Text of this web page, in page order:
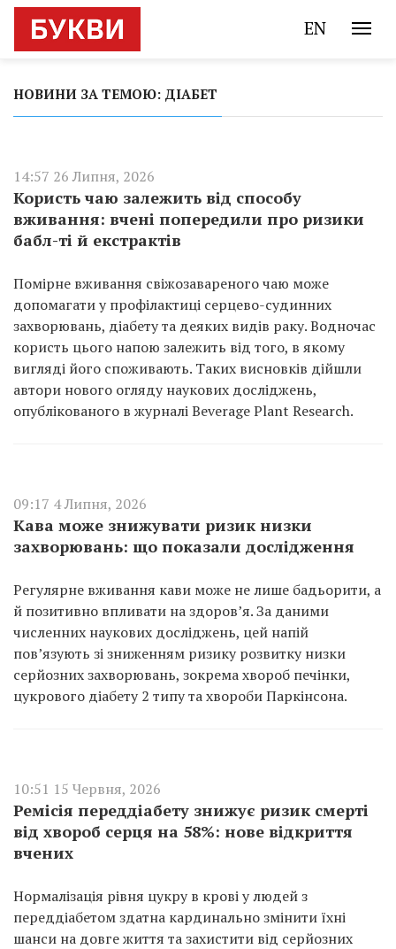
EN
НОВИНИ ЗА ТЕМОЮ: ДІАБЕТ
14:57 26 Липня, 2026
Користь чаю залежить від способу
вживання: вчені попередили про ризики
бабл-ті й екстрактів
Помірне вживання свіжозавареного чаю може
допомагати у профілактиці серцево-судинних
захворювань, діабету та деяких видів раку. Водночас
користь цього напою залежить від того, в якому
вигляді його споживають. Таких висновків дійшли
автори нового огляду наукових досліджень,
опублікованого в журналі Beverage Plant Research.
09:17 4 Липня, 2026
Кава може знижувати ризик низки
захворювань: що показали дослідження
Регулярне вживання кави може не лише бадьорити, а
й позитивно впливати на здоров’я. За даними
численних наукових досліджень, цей напій
пов’язують зі зниженням ризику розвитку низки
серйозних захворювань, зокрема хвороб печінки,
цукрового діабету 2 типу та хвороби Паркінсона.
10:51 15 Червня, 2026
Ремісія переддіабету знижує ризик смерті
від хвороб серця на 58%: нове відкриття
вчених
Нормалізація рівня цукру в крові у людей з
переддіабетом здатна кардинально змінити їхні
шанси на довге життя та захистити від серйозних